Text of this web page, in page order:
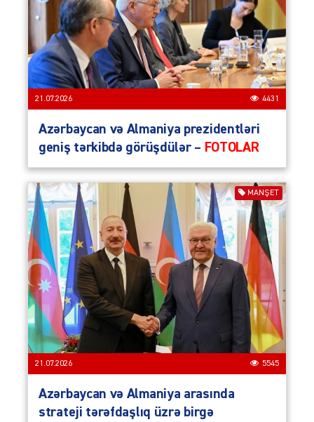
21.07.2026 4431
Azərbaycan və Almaniya prezidentləri
geniş tərkibdə görüşdülər – FOTOLAR
MANŞET
21.07.2026 5545
Azərbaycan və Almaniya arasında
strateji tərəfdaşlıq üzrə birgə